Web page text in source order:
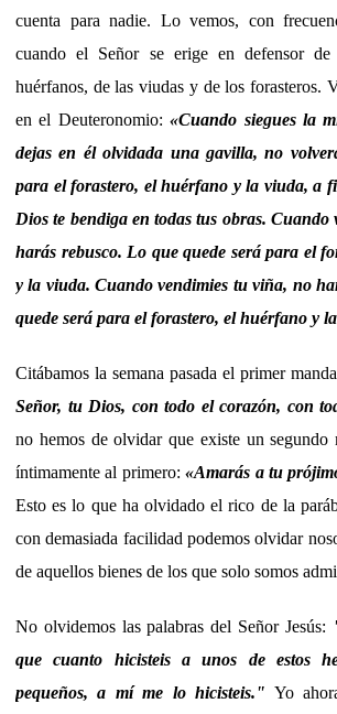
cuenta para nadie. Lo vemos, con
cuando el Señor se erige en defensor
huérfanos, de las viudas y de los forasteros.
en el Deuteronomio:«Cuando siegues la
dejas en él olvidada una gavilla, no
para el forastero, el huérfano y la viuda, a
Dios te bendiga en todas tus obras. Cuando
harás rebusco. Lo que quede será para el
y la viuda. Cuando vendimies tu viña, no
quede será para el forastero, el huérfano y
Citábamos la semana pasada el primer
Señor, tu Dios, con todo el corazón, con
no hemos de olvidar que existe un segundo
íntimamente al primero:«Amarás a tu
Esto es lo que ha olvidado el rico de la
con demasiada facilidad podemos olvidar
de aquellos bienes de los que solo somos
No olvidemos las palabras del Señor Jesús:
que cuanto hicisteis a unos de estos
pequeños, a mí me lo hicisteis." Yo